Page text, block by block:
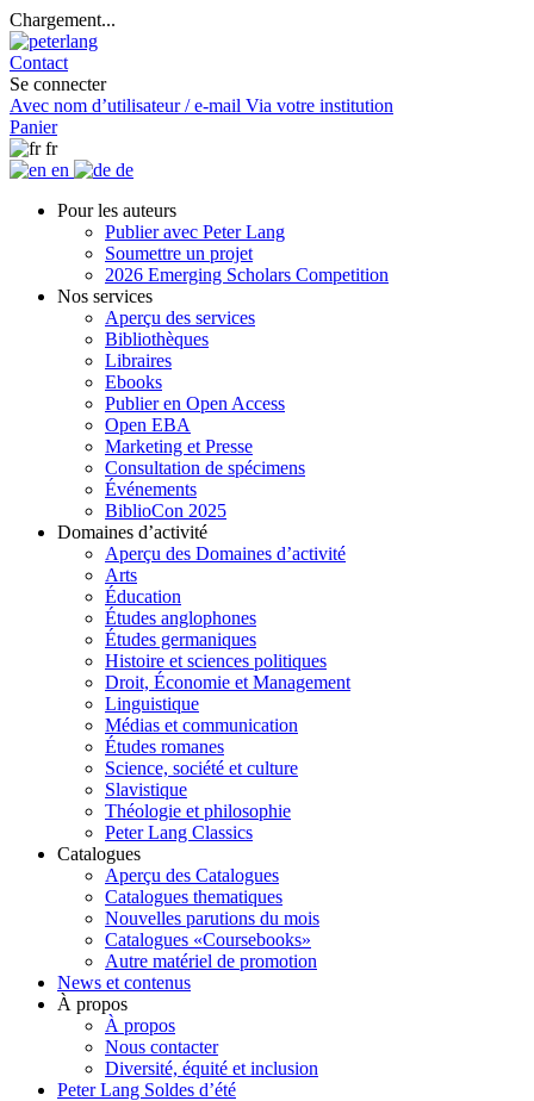
Chargement...
Contact
Se connecter
Avec nom d’utilisateur / e-mail Via votre institution
Panier
fr
en
de
Pour les auteurs
Publier avec Peter Lang
Soumettre un projet
2026 Emerging Scholars Competition
Nos services
Aperçu des services
Bibliothèques
Libraires
Ebooks
Publier en Open Access
Open EBA
Marketing et Presse
Consultation de spécimens
Événements
BiblioCon 2025
Domaines d’activité
Aperçu des Domaines d’activité
Arts
Éducation
Études anglophones
Études germaniques
Histoire et sciences politiques
Droit, Économie et Management
Linguistique
Médias et communication
Études romanes
Science, société et culture
Slavistique
Théologie et philosophie
Peter Lang Classics
Catalogues
Aperçu des Catalogues
Catalogues thematiques
Nouvelles parutions du mois
Catalogues «Coursebooks»
Autre matériel de promotion
News et contenus
À propos
À propos
Nous contacter
Diversité, équité et inclusion
Peter Lang Soldes d’été